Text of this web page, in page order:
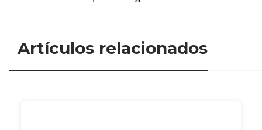
Artículos relacionados